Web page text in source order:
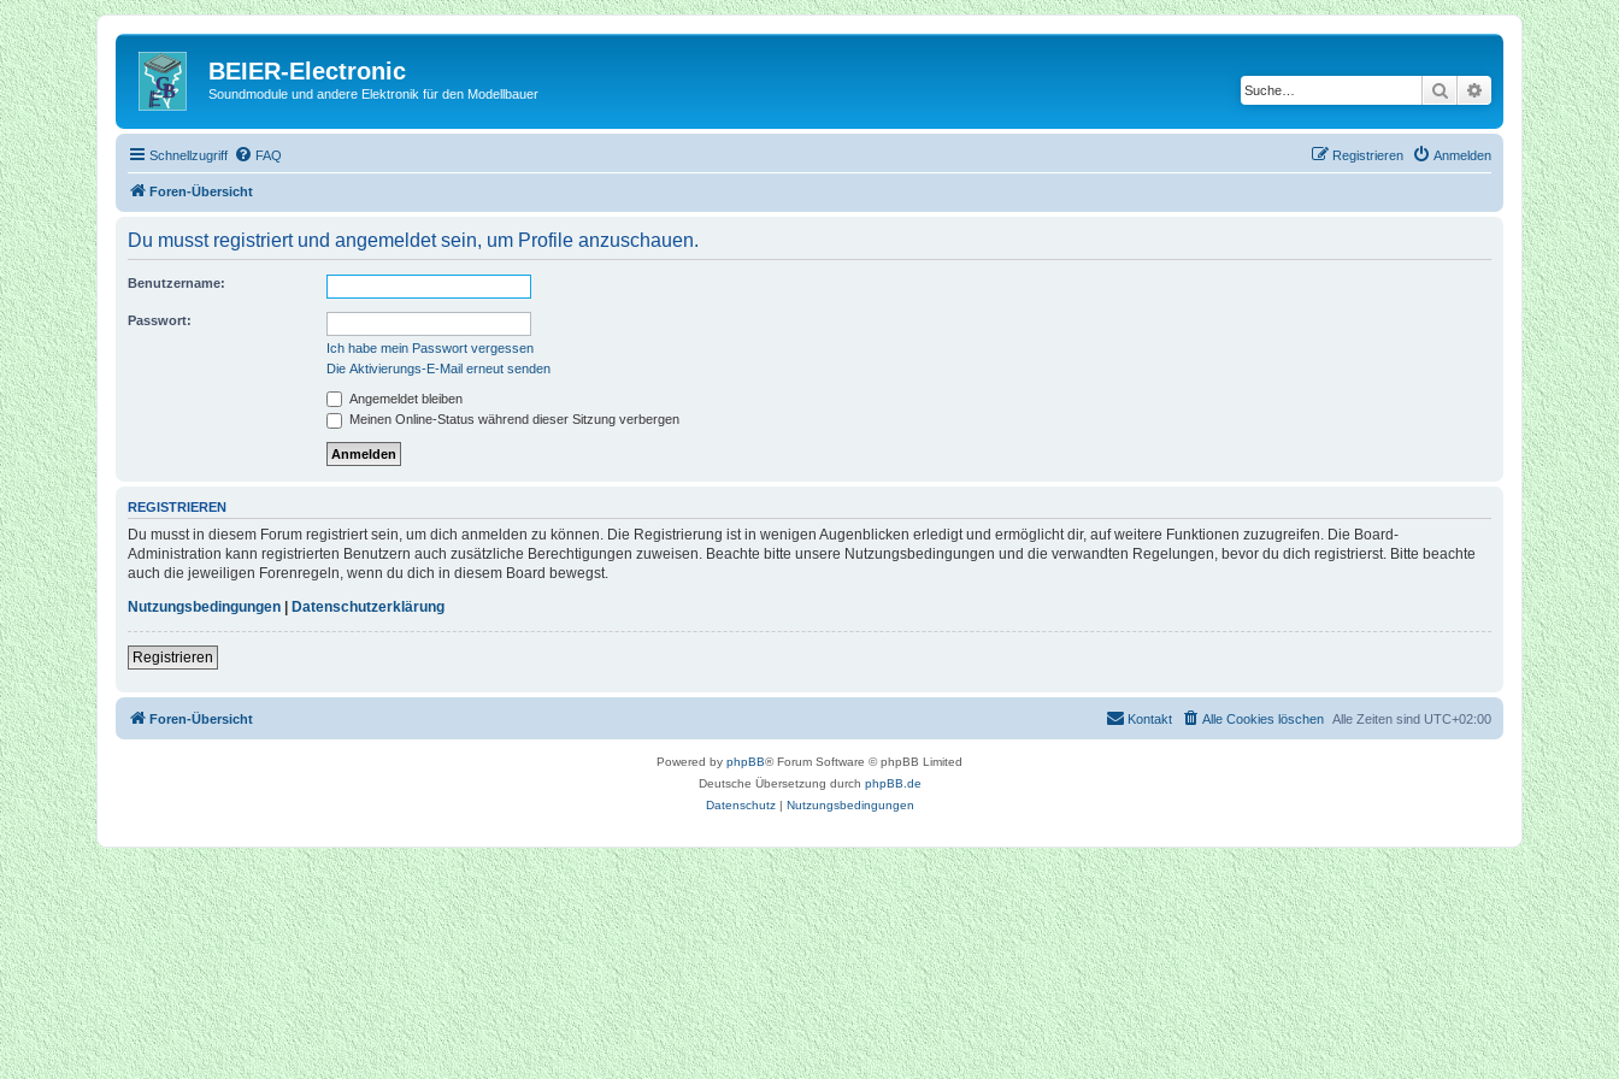
BEIER-Electronic
Soundmodule und andere Elektronik für den Modellbauer Suche Erweiterte Suche
Schnellzugriff FAQ Anmelden
Registrieren
Foren-Übersicht
Du musst registriert und angemeldet sein, um Profile anzuschauen.
Benutzername:
Passwort:
Ich habe mein Passwort vergessen
Die Aktivierungs-E-Mail erneut senden
Angemeldet bleiben
Meinen Online-Status während dieser Sitzung verbergen
REGISTRIEREN
Du musst in diesem Forum registriert sein, um dich anmelden zu können. Die Registrierung ist in wenigen Augenblicken erledigt und ermöglicht dir, auf weitere Funktionen zuzugreifen. Die Board-
Administration kann registrierten Benutzern auch zusätzliche Berechtigungen zuweisen. Beachte bitte unsere Nutzungsbedingungen und die verwandten Regelungen, bevor du dich registrierst. Bitte beachte
auch die jeweiligen Forenregeln, wenn du dich in diesem Board bewegst.
Nutzungsbedingungen
Datenschutzerklärung
Registrieren
Foren-Übersicht Alle Zeiten sind UTC+02:00
Alle Cookies löschen
Kontakt
Powered by phpBB® Forum Software © phpBB Limited
Deutsche Übersetzung durch phpBB.de
Datenschutz| Nutzungsbedingungen